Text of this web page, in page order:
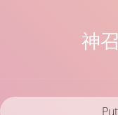
神